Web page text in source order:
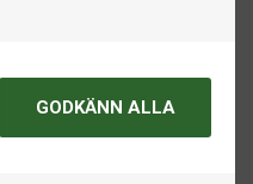
GODKÄNN ALLA